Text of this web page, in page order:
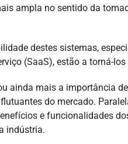
ampla no sentido da
destes sistemas,
(SaaS), estão a torná-
ainda mais a importância
do mercado.
e funcionalidades
indústria.